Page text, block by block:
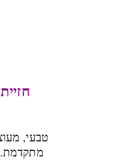
טבעי,
מתקדמת.